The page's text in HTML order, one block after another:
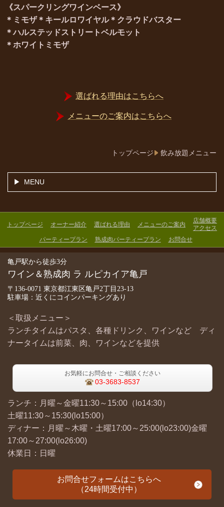
《スパークリングワインベース》
＊ ミモザ＊ キールロワイヤル＊ クラウドバスター
＊ハルステッドストリートベルモット
＊ ホワイトミモザ
選ばれる理由はこちらへ
メニューのご案内はこちらへ
トップページ 飲み放題メニュー
MENU
トップページ オーナー紹介 選ばれる理由 メニューのご案内
店舗概要
アクセス
パーティープラン
熟成肉パーティープラン お問合せ
亀戸駅から徒歩3分
ワイン＆熟成肉 ラ ルピカイア亀戸
〒136-0071 東京都江東区亀戸2丁目23-13
駐車場：近くにコインパーキングあり
＜取扱メニュー＞
ランチタイムはパスタ、各種ドリンク、ワインなど ディ
ナータイムは前菜、肉、ワインなどを提供
お気軽にお問合せ・ご相談ください
03-3683-8537
ランチ：月曜～金曜11:30～15:00（lo14:30）
土曜11:30～15:30(lo15:00）
ディナー：月曜～木曜・土曜17:00～25:00(lo23:00)金曜
17:00～27:00(lo26:00)
休業日：日曜
お問合せフォームはこちらへ
（24時間受付中）